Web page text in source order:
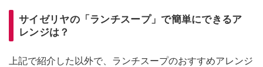
サイゼリヤの「ランチスープ」で簡単にできるア
レンジは？
上記で紹介した以外で、ランチスープのおすすめアレンジ